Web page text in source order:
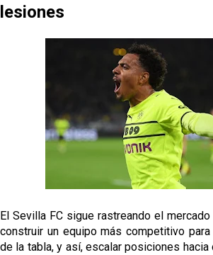
Djibril Sow pone rumbo a Italia
Kochorashvili, seria opción para
del campo sevillista
Sow muy cerca de cerrar su
Oso es el siguiente en la lista
Sevilla Femenino para la 2026/27
lesiones
El Sevilla FC sigue rastreando el
construir un equipo más competitivo
de la tabla, y así, escalar posiciones